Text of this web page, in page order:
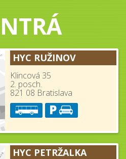
HYC RUŽINOV
Klincová 35
2. posch.
821 08 Bratislava
HYC PETRŽALKA